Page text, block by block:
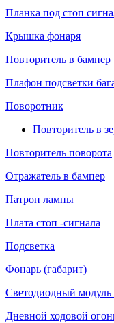
Планка под стоп
Крышка фонаря
Повторитель в бампер
Плафон подсветки
Поворотник
Повторитель в
Повторитель поворота
Отражатель в бампер
Патрон лампы
Плата стоп -сигнала
Подсветка
Фонарь (габарит)
Светодиодный
Дневной ходовой